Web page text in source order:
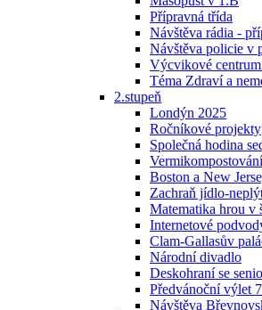
Přípravná třída
Návštěva rádia -
Návštěva policie v
Výcvikové
Téma Zdraví a
2.stupeň
Londýn 2025
Ročníkové projekty
Společná hodina
Vermikompostování
Boston a New
Zachraň jídlo-
Matematika hrou v
Internetové
Clam-Gallasův
Národní divadlo
Deskohraní se
Předvánoční výlet
Návštěva